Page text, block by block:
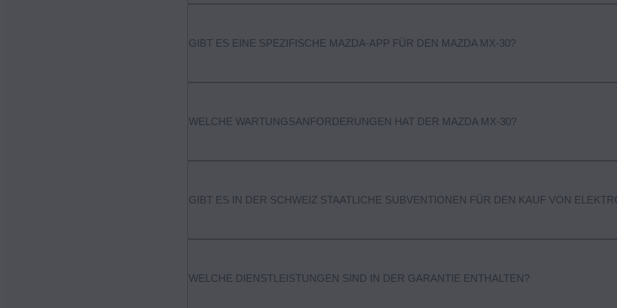
Es gibt keine spezifische Versicherung für Elektroautos. Wenden Sie sich bitte an Ihren
Sonderkonditionen seinerseits in Erfahrung zu bringen.
GIBT ES EINE SPEZIFISCHE MAZDA-APP FÜR DEN MAZDA MX‑30?
Die MyMazda App wird um entsprechende Konnektivitätsfunktionen erweitert.
WELCHE WARTUNGSANFORDERUNGEN HAT DER MAZDA MX‑30?
Wie jedes andere Fahrzeug benötigt auch der Mazda MX-30 einen jährlichen Wartungsservice.
Ihnen die Sicherheit, dass Ihr Fahrzeug stets fahrbereit ist, wenn Sie es benötigen. Näheres
GIBT ES IN DER SCHWEIZ STAATLICHE SUBVENTIONEN FÜR DEN KAUF VON
In der Schweiz gibt es keine direkte Unterstützung für elektrische Autos. Allerdings werden in
Elektroautos steuerlich bevorzugt. Bitte wenden Sie sich an das Strassenverkehrsamt Ihres
WELCHE DIENSTLEISTUNGEN SIND IN DER GARANTIE ENTHALTEN?